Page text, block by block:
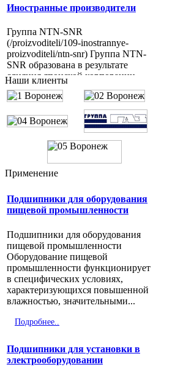
Иностранные производители
Группа NTN-SNR
(/proizvoditeli/109-inostrannye-
proizvoditeli/ntn-snr) Группа NTN-
SNR образована в результате
слияния японской корпорации
NTN и...
Китайские производители
QIANCHAO SBC NXZ MOS TMB
KRAFT KG NIS FBJ
Подробнее..
Наши клиенты
Применение
Подшипники для оборудования
пищевой промышленности
Подшипники для оборудования
пищевой промышленности
Оборудование пищевой
промышленности функционирует
в специфических условиях,
характеризующихся повышенной
влажностью, значительными...
Подробнее..
Подшипники для установки в
электрооборудовании